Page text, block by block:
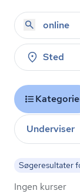
Sted
Underviser
Søgeresultater
Ingen kurser